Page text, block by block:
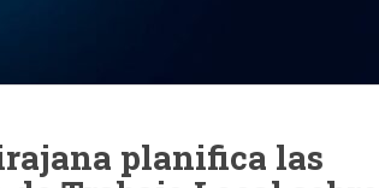
planifica las